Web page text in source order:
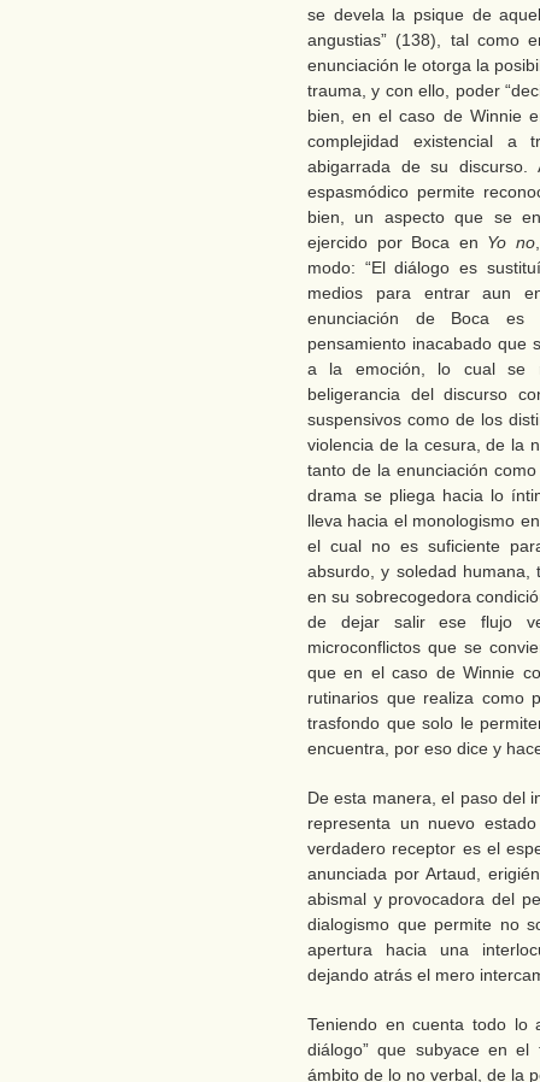
se devela la psique de
angustias” (138), tal como
enunciación le otorga la
trauma, y con ello, poder
bien, en el caso de Winnie
complejidad existencial a
abigarrada de su
espasmódico permite
bien, un aspecto que se
ejercido por Boca en Yo no
modo: “El diálogo es
medios para entrar aun
enunciación de Boca es
pensamiento inacabado que
a la emoción, lo cual se
beligerancia del discurso
suspensivos como de los
violencia de la cesura, de la
tanto de la enunciación
drama se pliega hacia lo
lleva hacia el monologismo
el cual no es suficiente
absurdo, y soledad
en su sobrecogedora
de dejar salir ese flujo
microconflictos que se
que en el caso de Winnie
rutinarios que realiza como
trasfondo que solo le
encuentra, por eso dice y
De esta manera, el paso del
representa un nuevo
verdadero receptor es el
anunciada por Artaud,
abismal y provocadora del
dialogismo que permite no
apertura hacia una
dejando atrás el mero
Teniendo en cuenta todo lo
diálogo” que subyace en
ámbito de lo no verbal, de la